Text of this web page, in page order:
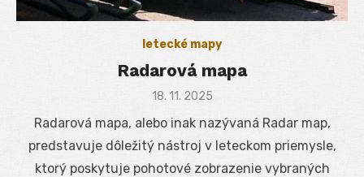
letecké mapy
Radarová mapa
Posted
18. 11. 2025
Radarová mapa, alebo inak nazývaná Radar map,
predstavuje dôležitý nástroj v leteckom priemysle,
ktorý poskytuje pohotové zobrazenie vybraných